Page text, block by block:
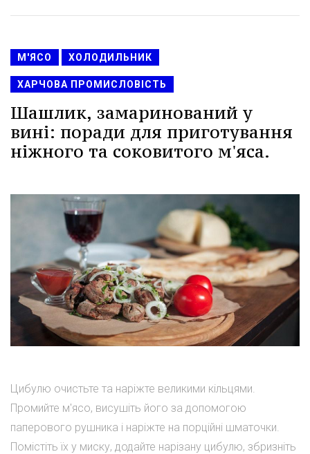
М'ЯСО ХОЛОДИЛЬНИК
ХАРЧОВА ПРОМИСЛОВІСТЬ
Шашлик, замаринований у
вині: поради для приготування
ніжного та соковитого м'яса.
Цибулю очистьте та наріжте великими кільцями.
Промийте м'ясо, висушіть його за допомогою
паперового рушника і наріжте на порційні шматочки.
Помістіть їх у миску, додайте нарізану цибулю, збризніть